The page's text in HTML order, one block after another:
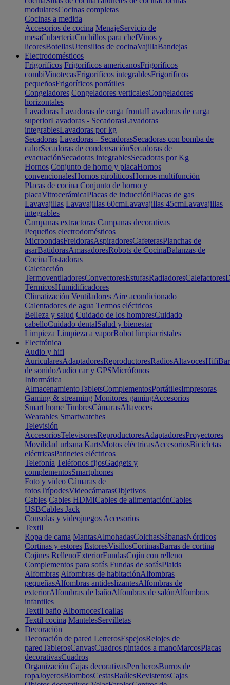
modularesCocinas completas
Cocinas a medida
Accesorios de cocina MenajeServicio de
mesaCuberteríaCuchillos para chefVinos y
licoresBotellasUtensilios de cocinaVajillaBandejas
Electrodomésticos
Frigoríficos Frigoríficos americanosFrigoríficos
combiVinotecasFrigoríficos integrablesFrigoríficos
pequeñosFrigoríficos portátiles
Congeladores Congeladores verticalesCongeladores
horizontales
Lavadoras Lavadoras de carga frontalLavadoras de carga
superiorLavadoras - SecadorasLavadoras
integrablesLavadoras por kg
Secadoras Lavadoras - SecadorasSecadoras con bomba de
calorSecadoras de condensaciónSecadoras de
evacuaciónSecadoras integrablesSecadoras por Kg
Hornos Conjunto de horno y placaHornos
convencionalesHornos pirolíticosHornos multifunción
Placas de cocina Conjunto de horno y
placaVitrocerámicaPlacas de inducciónPlacas de gas
Lavavajillas Lavavajillas 60cmLavavajillas 45cmLavavajillas
integrables
Campanas extractoras Campanas decorativas
Pequeños electrodomésticos
MicroondasFreidorasAspiradoresCafeterasPlanchas de
asarBatidorasAmasadoresRobots de CocinaBalanzas de
CocinaTostadoras
Calefacción
TermoventiladoresConvectoresEstufasRadiadoresCalefactores
TérmicosHumidificadores
Climatización Ventiladores Aire acondicionado
Calentadores de agua Termos eléctricos
Belleza y salud Cuidado de los hombresCuidado
cabelloCuidado dentalSalud y bienestar
Limpieza Limpieza a vaporRobot limpiacristales
Electrónica
Audio y hifi
AuricularesAdaptadoresReproductoresRadiosAltavocesHifi
de sonidoAudio car y GPSMicrófonos
Informática
AlmacenamientoTabletsComplementosPortátilesImpresoras
Gaming & streaming Monitores gamingAccesorios
Smart home TimbresCámarasAltavoces
Wearables Smartwatches
Televisión
AccesoriosTelevisoresReproductoresAdaptadoresProyectores
Movilidad urbana KartsMotos eléctricasAccesoriosBicicletas
eléctricasPatinetes eléctricos
Telefonía Teléfonos fijosGadgets y
complementosSmartphones
Foto y vídeo Cámaras de
fotosTrípodesVideocámarasObjetivos
Cables Cables HDMICables de alimentaciónCables
USBCables Jack
Consolas y videojuegos Accesorios
Textil
Ropa de cama MantasAlmohadasColchasSábanasNórdicos
Cortinas y estores EstoresVisillosCortinasBarras de cortina
Cojines RellenoExteriorFundasCojín con relleno
Complementos para sofás Fundas de sofásPlaids
Alfombras Alfombras de habitaciónAlfombras
pequeñasAlfombras antideslizantesAlfombras de
exteriorAlfombras de bañoAlfombras de salónAlfombras
infantiles
Textil baño AlbornocesToallas
Textil cocina MantelesServilletas
Decoración
Decoración de pared LetrerosEspejosRelojes de
paredTablerosCanvasCuadros pintados a manoMarcosPlacas
decorativasCuadros
Organización Cajas decorativasPercherosBurros de
ropaJoyerosBiombosCestasBaúlesRevisterosCajas